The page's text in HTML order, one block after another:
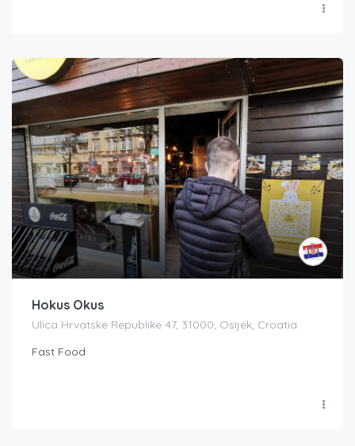
Hokus Okus
Ulica Hrvatske Republike 47, 31000, Osijek, Croatia
Fast Food